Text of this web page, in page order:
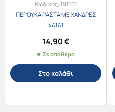
Κωδικός:191101
ΠΕΡΟΥΚΑ ΡΑΣΤΑ ΜΕ ΧΑΝΔΡΕΣ
44141
14,90€
Σε απόθεμα
Στο καλάθι